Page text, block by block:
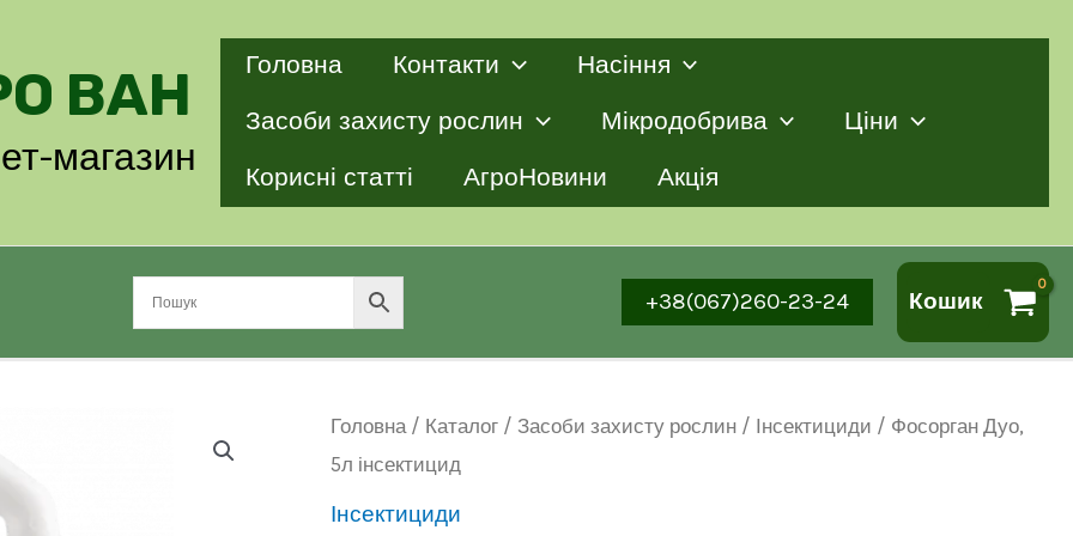
ВАН
магазин
Головна Контакти Насіння
Засоби захисту рослин Мікродобрива Ціни
Корисні статті АгроНовини Акція
+38(067)260-23-24 Кошик
Головна/ Каталог / Засоби захисту рослин / Інсектициди / Фосорган Дуо,
5л інсектицид
Інсектициди